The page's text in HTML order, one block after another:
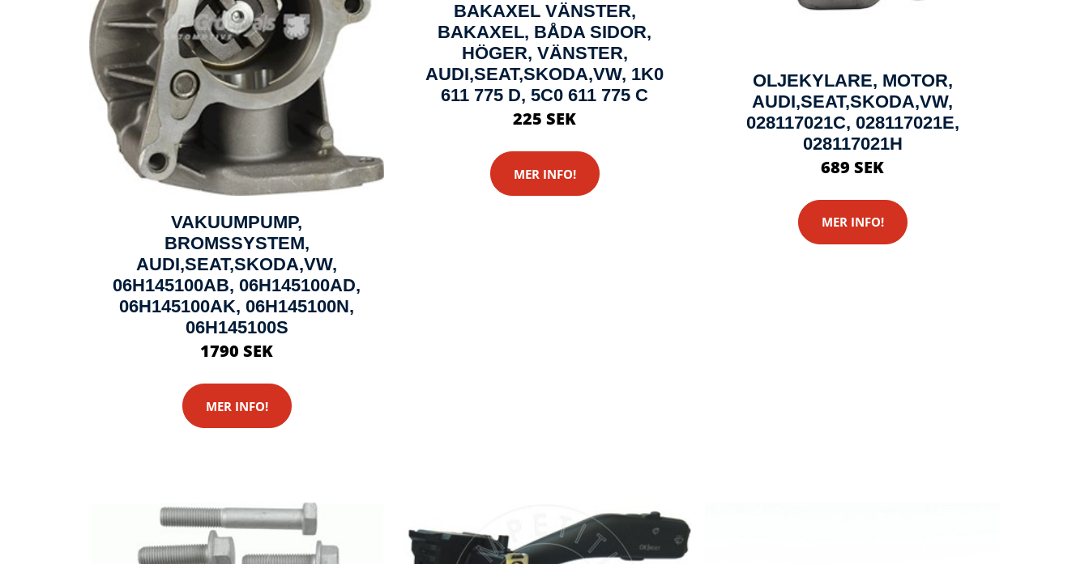
VAKUUMPUMP,
BROMSSYSTEM,
AUDI,SEAT,SKODA,VW,
06H145100AB, 06H145100AD,
06H145100AK, 06H145100N,
06H145100S
1790 SEK
MER INFO!
BAKAXEL VÄNSTER,
BAKAXEL, BÅDA SIDOR,
HÖGER, VÄNSTER,
AUDI,SEAT,SKODA,VW, 1K0
611 775 D, 5C0 611 775 C
225 SEK
MER INFO!
OLJEKYLARE, MOTOR,
AUDI,SEAT,SKODA,VW,
028117021C, 028117021E,
028117021H
689 SEK
MER INFO!